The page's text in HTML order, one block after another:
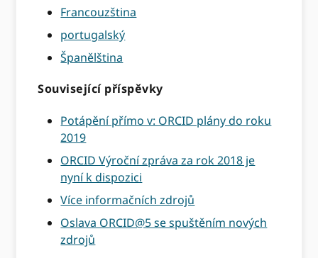
Francouzština
portugalský
Španělština
Související příspěvky
Potápění přímo v: ORCID plány do roku
2019
ORCID Výroční zpráva za rok 2018 je
nyní k dispozici
Více informačních zdrojů
Oslava ORCID@5 se spuštěním nových
zdrojů